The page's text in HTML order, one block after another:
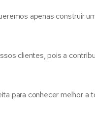
apenas construir
clientes, pois a
para conhecer melhor